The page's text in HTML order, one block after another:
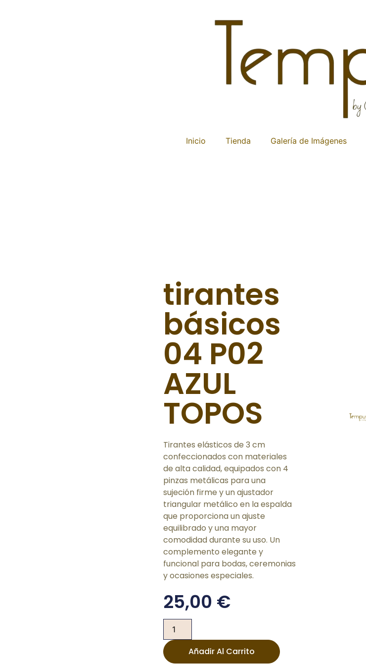
Inicio Tienda Galería de Imágenes
tirantes
básicos
04 P02
AZUL
TOPOS
Tirantes elásticos de 3 cm
confeccionados con materiales
de alta calidad, equipados con 4
pinzas metálicas para una
sujeción firme y un ajustador
triangular metálico en la espalda
que proporciona un ajuste
equilibrado y una mayor
comodidad durante su uso. Un
complemento elegante y
funcional para bodas, ceremonias
y ocasiones especiales.
25,00 €
Añadir Al Carrito